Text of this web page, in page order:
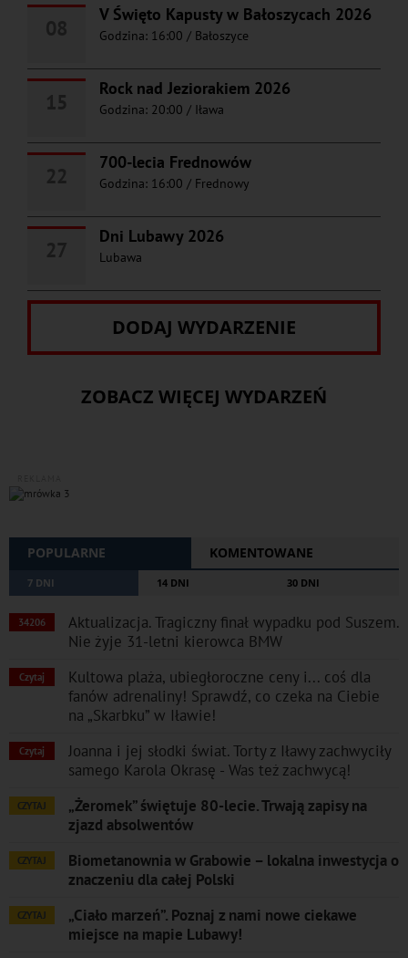
V Święto Kapusty w Bałoszycach 2026
Godzina: 16:00 / Bałoszyce
Rock nad Jeziorakiem 2026
Godzina: 20:00 / Iława
700-lecia Frednowów
Godzina: 16:00 / Frednowy
Dni Lubawy 2026
Lubawa
DODAJ WYDARZENIE
ZOBACZ WIĘCEJ WYDARZEŃ
POPULARNE KOMENTOWANE
7 DNI 14 DNI 30 DNI
34206
Aktualizacja. Tragiczny finał wypadku pod Suszem.
Nie żyje 31-letni kierowca BMW
Czytaj
Kultowa plaża, ubiegłoroczne ceny i... coś dla
fanów adrenaliny! Sprawdź, co czeka na Ciebie
na „Skarbku” w Iławie!
Czytaj
Joanna i jej słodki świat. Torty z Iławy zachwyciły
samego Karola Okrasę - Was też zachwycą!
CZYTAJ
„Żeromek” świętuje 80-lecie. Trwają zapisy na
zjazd absolwentów
CZYTAJ
Biometanownia w Grabowie – lokalna inwestycja o
znaczeniu dla całej Polski
CZYTAJ
„Ciało marzeń”. Poznaj z nami nowe ciekawe
miejsce na mapie Lubawy!